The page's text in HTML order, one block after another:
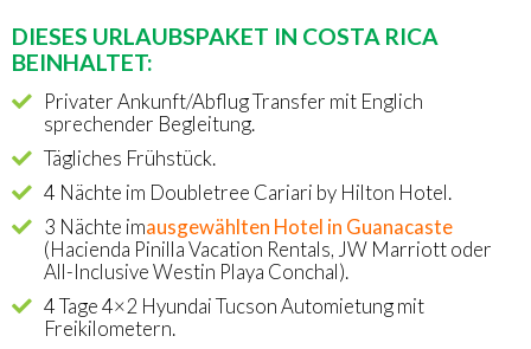
DIESES URLAUBSPAKET IN COSTA RICA
BEINHALTET:
Privater Ankunft/Abflug Transfer mit Englich
sprechender Begleitung.
Tägliches Frühstück.
4 Nächte im Doubletree Cariari by Hilton Hotel.
3 Nächte imausgewählten Hotel in Guanacaste
(Hacienda Pinilla Vacation Rentals, JW Marriott oder
All-Inclusive Westin Playa Conchal).
4 Tage 4×2 Hyundai Tucson Automietung mit
Freikilometern.